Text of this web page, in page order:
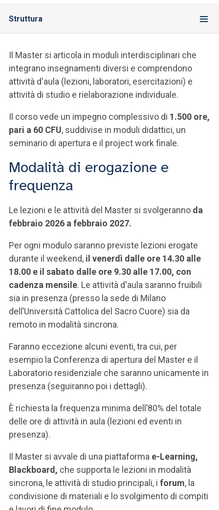
Struttura
Il Master si articola in moduli interdisciplinari che
integrano insegnamenti diversi e comprendono
attività d'aula (lezioni, laboratori, esercitazioni) e
attività di studio e rielaborazione individuale.
Il corso vede un impegno complessivo di 1.500 ore,
pari a 60 CFU, suddivise in moduli didattici, un
seminario di apertura e il project work finale.
Modalità di erogazione e
frequenza
Le lezioni e le attività del Master si svolgeranno da
febbraio 2026 a febbraio 2027.
Per ogni modulo saranno previste lezioni erogate
durante il weekend, il venerdì dalle ore 14.30 alle
18.00 e il sabato dalle ore 9.30 alle 17.00, con
cadenza mensile. Le attività d'aula saranno fruibili
sia in presenza (presso la sede di Milano
dell’Università Cattolica del Sacro Cuore) sia da
remoto in modalità sincrona.
Faranno eccezione alcuni eventi, tra cui, per
esempio la Conferenza di apertura del Master e il
Laboratorio residenziale che saranno unicamente in
presenza (seguiranno poi i dettagli).
È richiesta la frequenza minima dell’80% del totale
delle ore di attività in aula (lezioni ed eventi in
presenza).
Il Master si avvale di una piattaforma e-Learning,
Blackboard, che supporta le lezioni in modalità
sincrona, le attività di studio principali, i forum, la
condivisione di materiali e lo svolgimento di compiti